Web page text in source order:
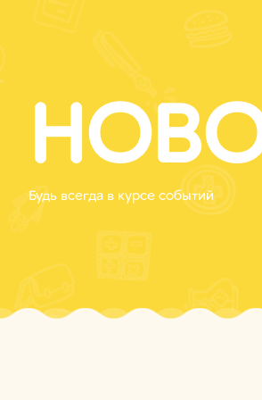
Будь всегда в курсе событий